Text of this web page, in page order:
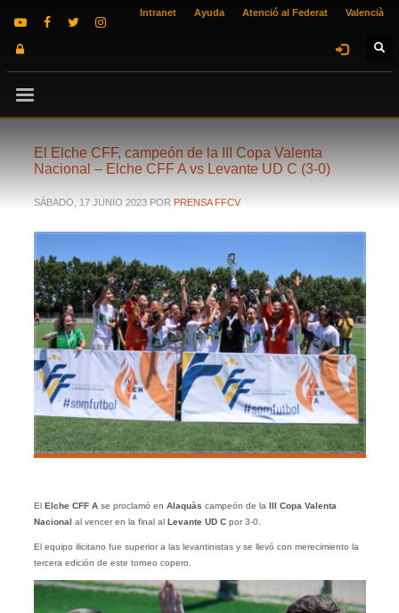
Intranet Ayuda Atenció al Federat Valencià
El Elche CFF, campeón de la III Copa Valenta
Nacional – Elche CFF A vs Levante UD C (3-0)
SÁBADO, 17 JUNIO 2023 POR PRENSA FFCV
El Elche CFF Ase proclamó en Alaquàs campeón de la III Copa Valenta
Nacional al vencer en la final al Levante UD Cpor 3-0.
El equipo ilicitano fue superior a las levantinistas y se llevó con merecimiento la
tercera edición de este torneo copero.